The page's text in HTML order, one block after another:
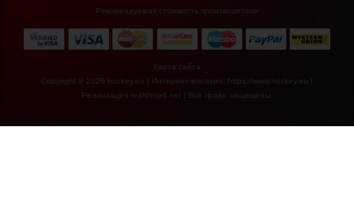
Рекомендуемая стоимость производителя
Карта сайта
Copyright © 2026 hockey.eu | Интернет-магазин: https://www.hockey.eu |
Реализация realshop4.net | Все права защищены.